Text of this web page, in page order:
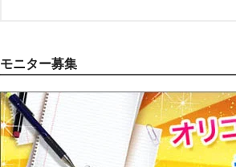
モニター募集